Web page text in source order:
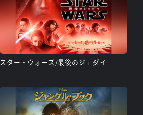
スター・ウォーズ/最後のジェダイ